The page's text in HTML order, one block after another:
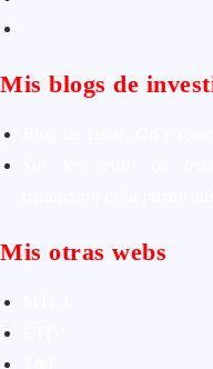
Mis blogs de
Mis otras webs